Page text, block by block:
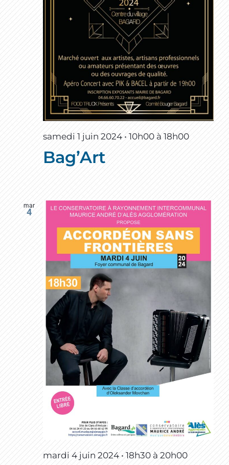
samedi 1 juin 2024 • 10h00 à 18h00
Bag’Art
mar
4
mardi 4 juin 2024 • 18h30à 20h00